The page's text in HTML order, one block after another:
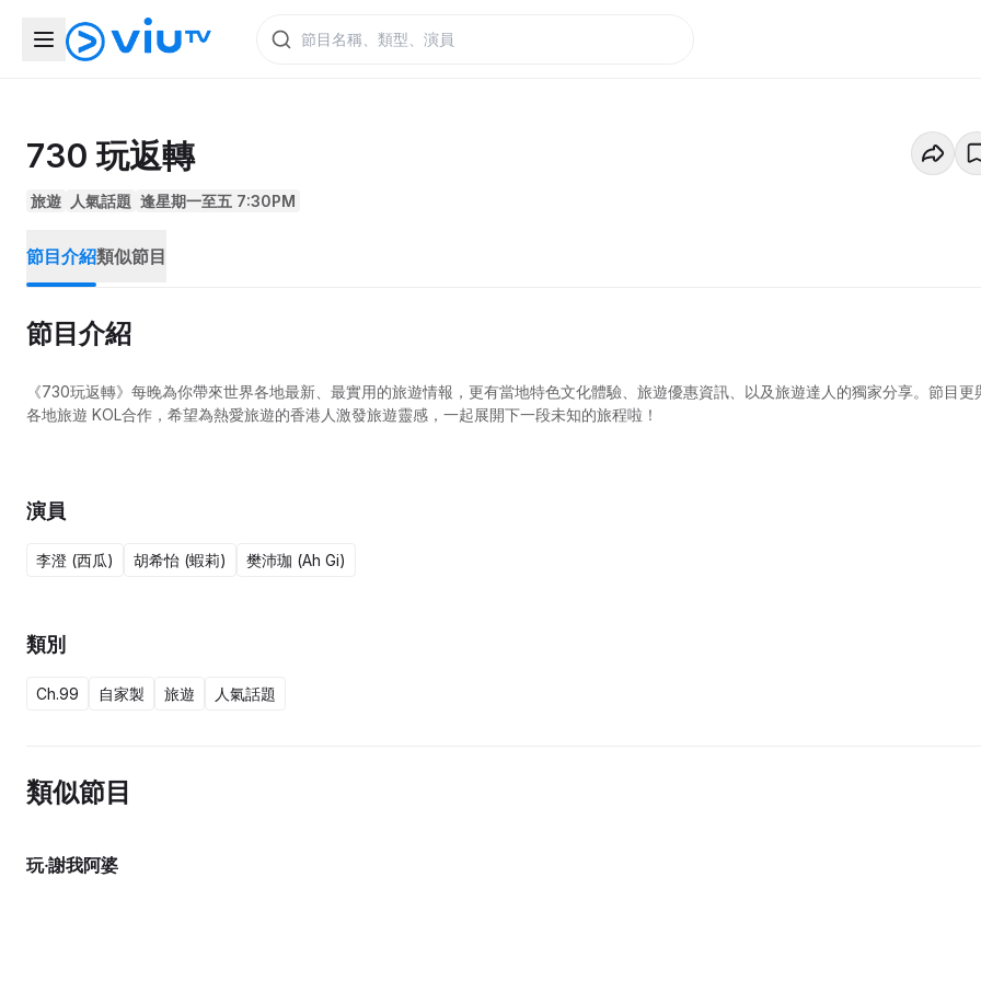
730 玩返轉
旅遊 人氣話題 逢星期一至五 7:30PM
節目介紹類似節目
節目介紹
《730玩返轉》每晚為你帶來世界各地最新、最實用的旅遊情報，更有當地特色文化體驗、旅遊優惠資訊、以及旅遊達人的獨家分享。節目更
各地旅遊 KOL合作，希望為熱愛旅遊的香港人激發旅遊靈感，一起展開下一段未知的旅程啦！
演員
李澄 (西瓜) 胡希怡 (蝦莉) 樊沛珈 (Ah Gi)
類別
Ch.99 自家製 旅遊 人氣話題
類似節目
玩‧謝我阿婆